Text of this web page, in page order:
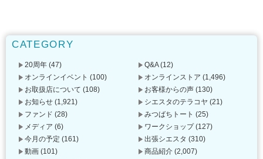
CATEGORY
20周年 (47) Q&A(12)
オンラインイベント (100) オンラインストア (1,496)
お取扱店について (108) お客様からの声 (130)
お知らせ (1,921) シエスタのテラコヤ (21)
ファンド (28) みつばちトート (25)
メディア (6) ワークショップ(127)
今月の予定 (161) 出張シエスタ (310)
動画 (101) 商品紹介 (2,007)